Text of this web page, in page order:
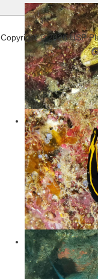
Copyright © 2026 USP